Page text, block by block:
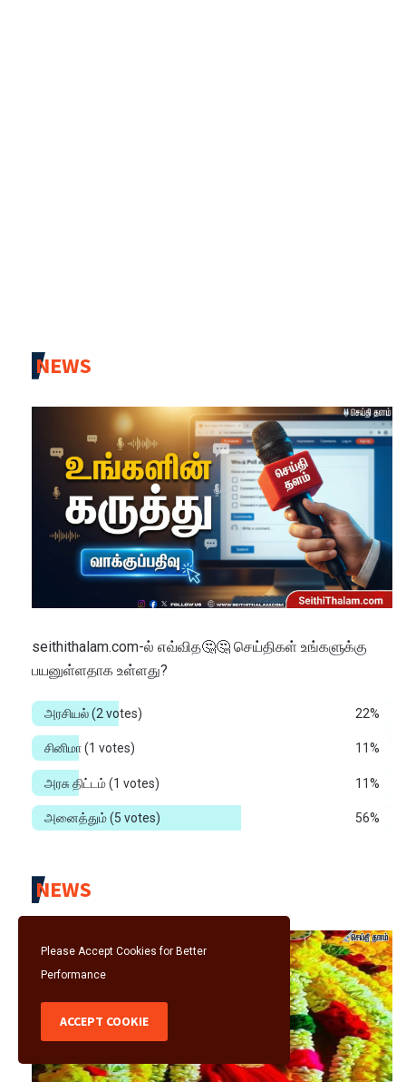
NEWS
seithithalam.com-ல் எவ்வித🤔🤔 செய்திகள் உங்களுக்கு
பயனுள்ளதாக உள்ளது?
22%
அரசியல்(2 votes)
11%
சினிமா(1 votes)
11%
அரசு திட்டம்(1 votes)
56%
அனைத்தும்(5 votes)
NEWS
Please Accept Cookies for Better
Performance
ACCEPT COOKIE